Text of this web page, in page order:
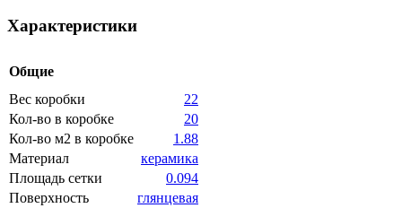
Характеристики
Общие
Вес коробки
22
Кол-во в коробке
20
Кол-во м2 в коробке
1.88
Материал
керамика
Площадь сетки
0.094
Поверхность
глянцевая